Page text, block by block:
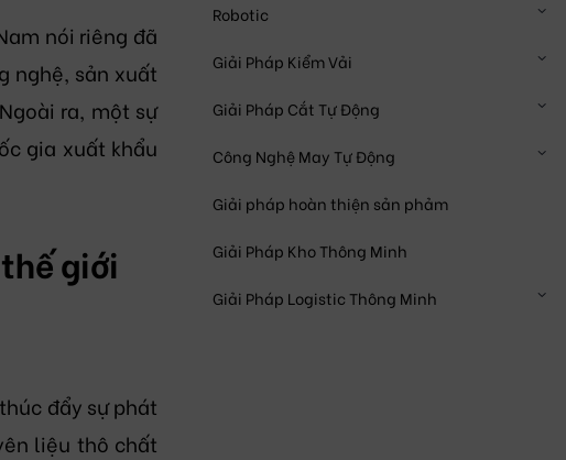
nói riêng đã
nghệ, sản xuất
ra, một sự
gia xuất khẩu
giới
đẩy sự phát
liệu thô chất
Robotic
Giải Pháp Kiểm Vải
Giải Pháp Cắt Tự Động
Công Nghệ May Tự Động
Giải pháp hoàn thiện sản phảm
Giải Pháp Kho Thông Minh
Giải Pháp Logistic Thông Minh